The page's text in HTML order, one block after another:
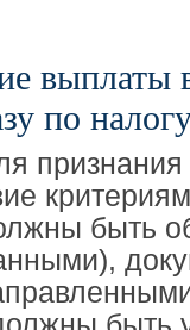
выплаты
по
признания
быть